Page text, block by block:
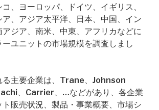
、ヨーロッパ、ドイツ、イギリス、
、アジア太平洋、日本、中国、イン
アジア、南米、中東、アフリカなどに
ユニットの市場規模を調査しまし
る主要企業は、Trane、Johnson
、Carrier、…などがあり、各企業
販売状況、製品・事業概要、市場シ